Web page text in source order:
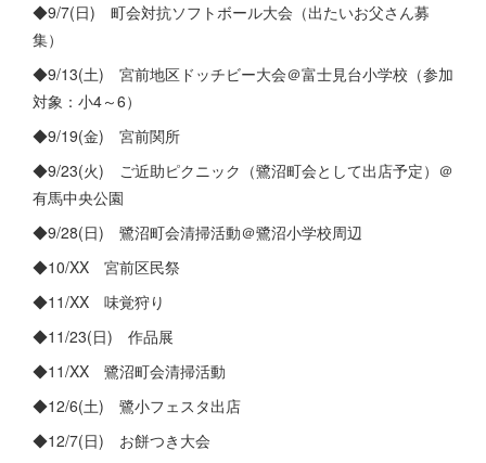
◆9/7(日) 町会対抗ソフトボール大会（出たいお父さん募
集）
◆9/13(土) 宮前地区ドッチビー大会＠富士見台小学校（参加
対象：小4～6）
◆9/19(金) 宮前関所
◆9/23(火) ご近助ピクニック（鷺沼町会として出店予定）＠
有馬中央公園
◆9/28(日) 鷺沼町会清掃活動＠鷺沼小学校周辺
◆10/XX 宮前区民祭
◆11/XX 味覚狩り
◆11/23(日) 作品展
◆11/XX 鷺沼町会清掃活動
◆12/6(土) 鷺小フェスタ出店
◆12/7(日) お餅つき大会